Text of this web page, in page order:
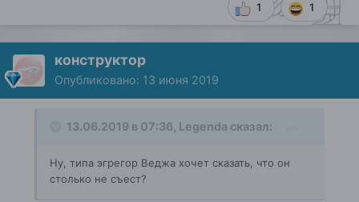
1 1
конструктор
Опубликовано: 13 июня 2019
13.06.2019 в 07:36, Legenda сказал:
Ну, типа эгрегор Веджа хочет сказать , что он
столько не съест?